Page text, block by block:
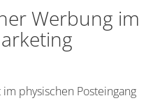
Werbung im
physischen Posteingang